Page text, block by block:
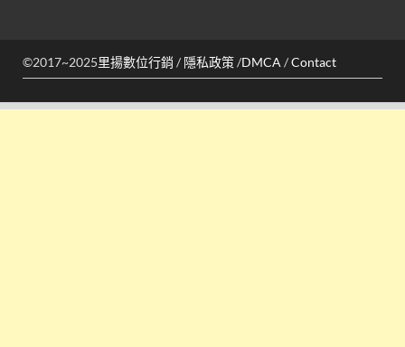
©2017~2025里揚數位行銷 / 隱私政策/DMCA /Contact